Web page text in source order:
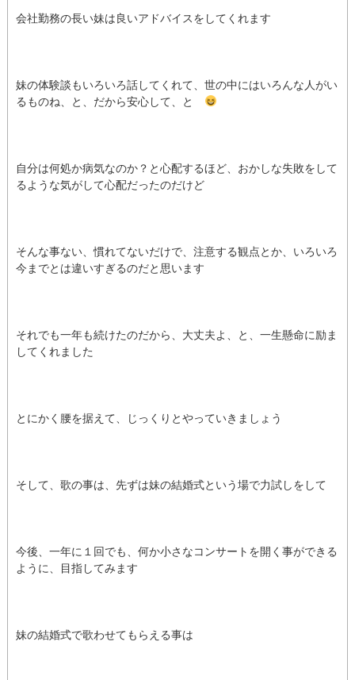
会社勤務の長い妹は良いアドバイスをしてくれます
妹の体験談もいろいろ話してくれて、世の中にはいろんな人がい
るものね、と、だから安心して、と
自分は何処か病気なのか？と心配するほど、おかしな失敗をして
るような気がして心配だったのだけど
そんな事ない、慣れてないだけで、注意する観点とか、いろいろ
今までとは違いすぎるのだと思います
それでも一年も続けたのだから、大丈夫よ、と、一生懸命に励ま
してくれました
とにかく腰を据えて、じっくりとやっていきましょう
そして、歌の事は、先ずは妹の結婚式という場で力試しをして
今後、一年に１回でも、何か小さなコンサートを開く事ができる
ように、目指してみます
妹の結婚式で歌わせてもらえる事は